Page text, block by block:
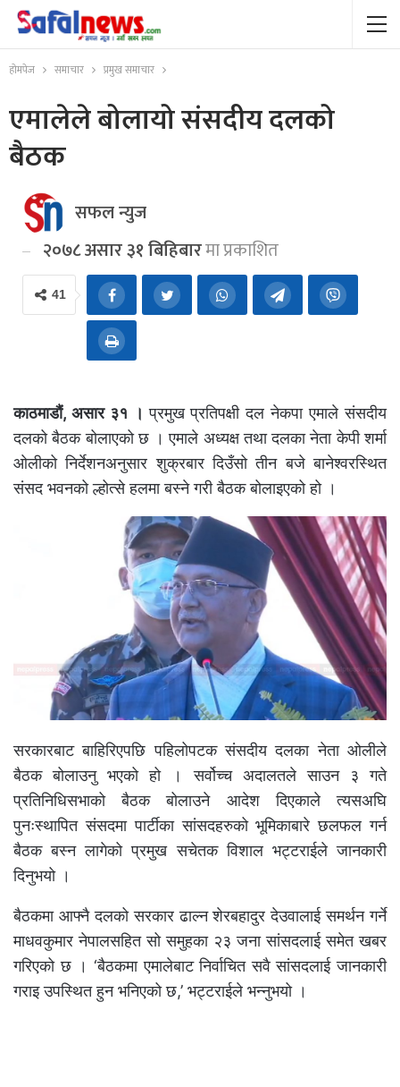
होमपेज समाचार प्रमुख समाचार
एमालेले बोलायो संसदीय दलको
बैठक
सफल न्युज
२०७८ असार ३१ बिहिबारमा प्रकाशित
41
काठमाडौं, असार ३१ ।प्रमुख प्रतिपक्षी दल नेकपा एमाले संसदीय
दलको बैठक बोलाएको छ । एमाले अध्यक्ष तथा दलका नेता केपी शर्मा
ओलीको निर्देशनअनुसार शुक्रबार दिउँसो तीन बजे बानेश्वरस्थित
संसद भवनको ल्होत्से हलमा बस्ने गरी बैठक बोलाइएको हो ।
सरकारबाट बाहिरिएपछि पहिलोपटक संसदीय दलका नेता ओलीले
बैठक बोलाउनु भएको हो । सर्वोच्च अदालतले साउन ३ गते
प्रतिनिधिसभाको बैठक बोलाउने आदेश दिएकाले त्यसअघि
पुनःस्थापित संसदमा पार्टीका सांसदहरुको भूमिकाबारे छलफल गर्न
बैठक बस्न लागेको प्रमुख सचेतक विशाल भट्टराईले जानकारी
दिनुभयो ।
बैठकमा आफ्नै दलको सरकार ढाल्न शेरबहादुर देउवालाई समर्थन गर्ने
माधवकुमार नेपालसहित सो समुहका २३ जना सांसदलाई समेत खबर
गरिएको छ । ‘बैठकमा एमालेबाट निर्वाचित सवै सांसदलाई जानकारी
गराइ उपस्थित हुन भनिएको छ,’ भट्टराईले भन्नुभयो ।